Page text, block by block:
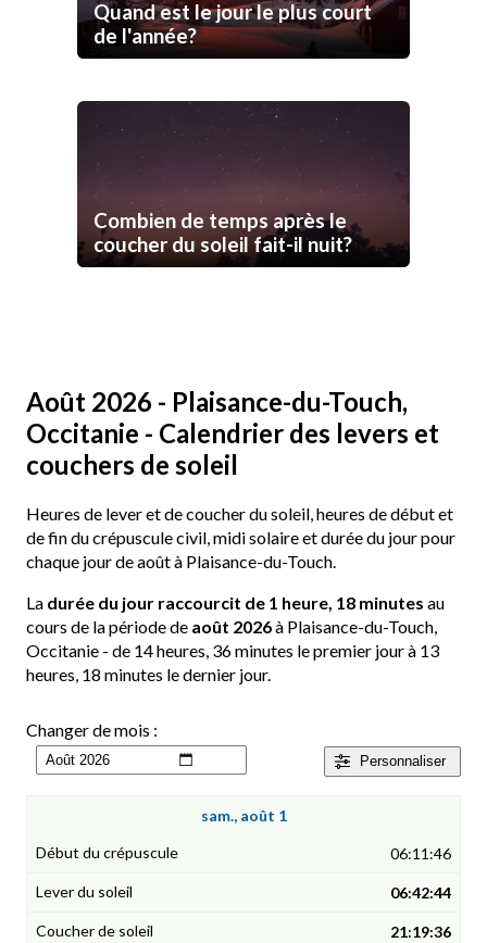
Quand est le jour le plus court
de l'année?
Combien de temps après le
coucher du soleil fait-il nuit?
Août 2026 - Plaisance-du-Touch,
Occitanie - Calendrier des levers et
couchers de soleil
Heures de lever et de coucher du soleil, heures de début et
de fin du crépuscule civil, midi solaire et durée du jour pour
chaque jour de août à Plaisance-du-Touch.
La durée du jour raccourcit de 1 heure, 18 minutes au
cours de la période de août 2026à Plaisance-du-Touch,
Occitanie - de 14 heures, 36 minutes le premier jour à 13
heures, 18 minutes le dernier jour.
Personnaliser
Changer de mois :
sam., août 1
06:11:46
06:42:44
21:19:36